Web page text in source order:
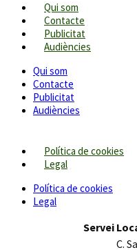
Qui som
Contacte
Publicitat
Audiències
Qui som
Contacte
Publicitat
Audiències
Política de cookies
Legal
Política de cookies
Legal
Servei
C.